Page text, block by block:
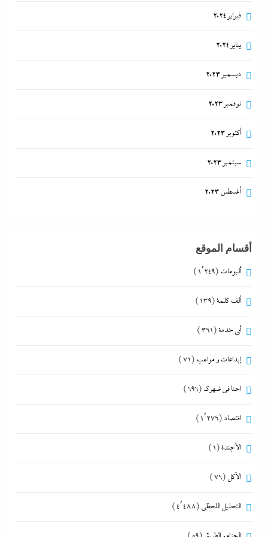
فبراير 2024
يناير 2024
ديسمبر 2023
نوفمبر 2023
أكتوبر 2023
سبتمبر 2023
أغسطس 2023
أقسام الموقع
ألبومات (1٬249)
ألف كلمة(139)
أي خدمة(361)
إبداعات و مواهب (71)
احنا في ضهرك (696)
اقتصاد (1٬276)
الأجندة(1)
الأكل (76)
التحليل اللحظي (4٬488)